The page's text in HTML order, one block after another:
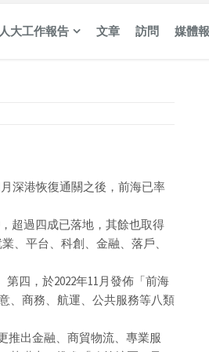
人大工作報告 文章 訪問 媒體
深港恢復通關之後，前海已率
超過四成已落地，其餘也取得
、平台、科創、金融、落戶、
四，於2022年11月發佈「前海
、商務、航運、公共服務等八類
推出金融、商貿物流、專業服